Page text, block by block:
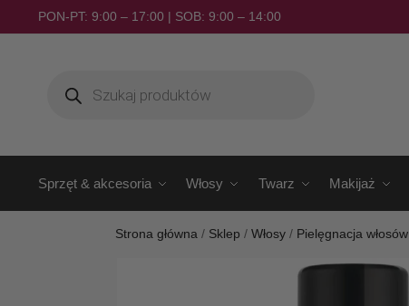
PON-PT: 9:00 – 17:00 | SOB: 9:00 – 14:00
Sprzęt & akcesoria Włosy Twarz Makijaż
Strona główna / Sklep /Włosy / Pielęgnacja włosów